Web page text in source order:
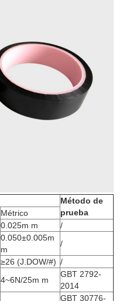
Método de
prueba
Métrico
0.025m m
/
0.050±0.005m
m
/
≥26 (J.DOW/#) /
4~6N/25m m
GBT 2792-
2014
GBT 30776-